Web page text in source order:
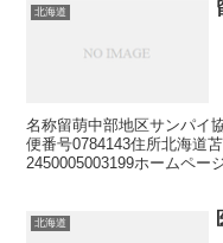
北海道
名称留萌中部地区サンパイ
便番号0784143住所北海道
2450005003199ホームペー
北海道